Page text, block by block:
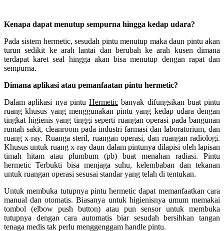
Kenapa dapat menutup sempurna hingga kedap udara?
Pada sistem hermetic, sesudah pintu menutup maka daun pintu akan
turun sedikit ke arah lantai dan berubah ke arah kusen dimana
terdapat karet seal hingga akan bisa menutup dengan rapat dan
sempurna.
Dimana aplikasi atau pemanfaatan pintu hermetic?
Dalam aplikasi nya pintu Hermetic banyak difungsikan buat pintu
ruang khusus yang menggunakan pintu yang kedap udara dengan
tingkat higienis yang tinggi seperti ruangan operasi pada bangunan
rumah sakit, cleanroom pada industri farmasi dan laboratorium, dan
ruang x-ray. Ruanga steril, ruangan operasi, dan ruangan radiologi.
Khusus untuk ruang x-ray daun dalam pintunya dilapisi oleh lapisan
timah hitam atau plumbum (pb) buat menahan radiasi. Pintu
hermetic Terbukti bisa menjaga suhu, kelembaban dan tekanan
untuk ruangan operasi sesusai standar yang telah di tentukan.
Untuk membuka tutupnya pintu hermetic dapat memanfaatkan cara
manual dan otomatis. Biasanya untuk higienisnya umum memakai
tombol (elbow push button) atau pun sensor untuk membuka
tutupnya dengan cara automatis biar sesudah bersihkan tangan
tenaga medis tak perlu menggenggam handle pintu.